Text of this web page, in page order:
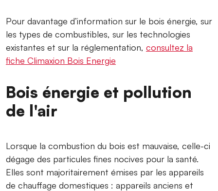
Pour davantage d’information sur le bois énergie, sur
les types de combustibles, sur les technologies
existantes et sur la réglementation, consultez la
fiche Climaxion Bois Energie
Bois énergie et pollution
de l'air
Lorsque la combustion du bois est mauvaise, celle-ci
dégage des particules fines nocives pour la santé.
Elles sont majoritairement émises par les appareils
de chauffage domestiques : appareils anciens et